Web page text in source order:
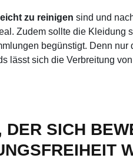
leicht zu reinigen sind und
Zudem sollte die Kleidung
begünstigt. Denn
lässt sich die Verbreitung
DER SICH